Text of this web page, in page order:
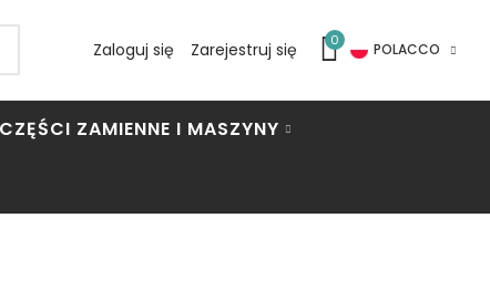
Zaloguj się Zarejestruj się 0
POLACCO
CZĘŚCI ZAMIENNE I MASZYNY